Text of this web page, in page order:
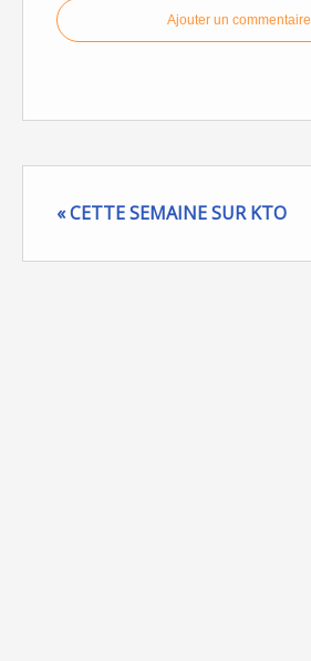
Ajouter un commentaire
« CETTE SEMAINE SUR KTO